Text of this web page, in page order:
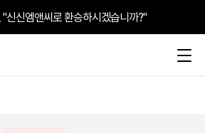
"신신엠앤씨로 환승하시겠습니까?"